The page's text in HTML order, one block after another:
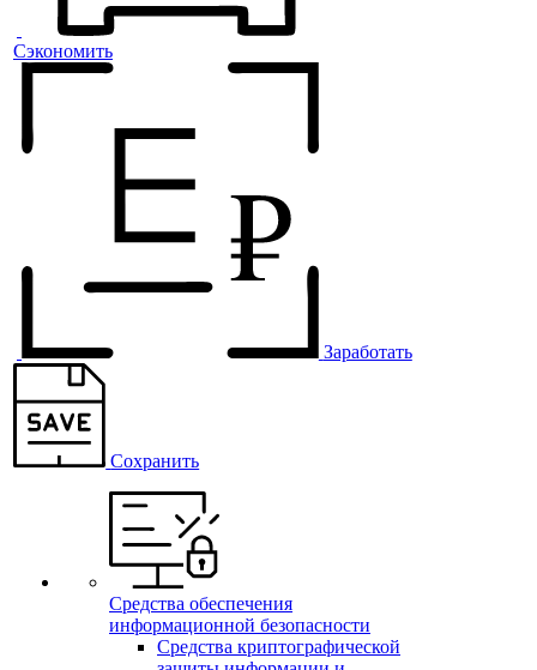
Сэкономить
Заработать
Сохранить
Средства обеспечения
информационной безопасности
Средства криптографической